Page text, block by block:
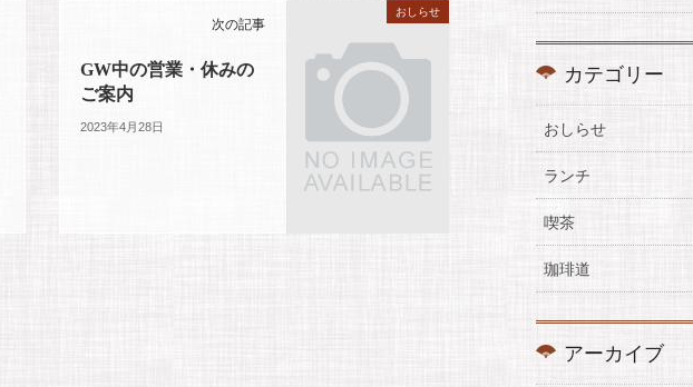
おしらせ
次の記事
GW中の営業・休みの
ご案内
2023年4月28日
カテゴリー
おしらせ
ランチ
喫茶
珈琲道
アーカイブ